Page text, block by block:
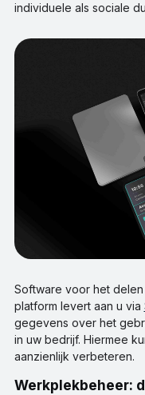
individuele als sociale
Software voor het
platform levert aan u via
gegevens over het
in uw bedrijf. Hiermee
aanzienlijk verbeteren.
Werkplekbeheer: duurzaamheid als